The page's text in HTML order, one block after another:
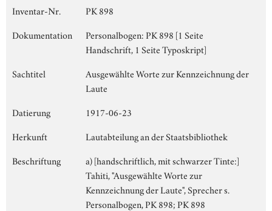
Inventar-Nr.
PK 898
Dokumentation
Personalbogen: PK 898 [1 Seite
Handschrift, 1 Seite Typoskript]
Sachtitel
Ausgewählte Worte zur Kennzeichnung der
Laute
Datierung
1917-06-23
Herkunft
Lautabteilung an der Staatsbibliothek
Beschriftung
a) [handschriftlich, mit schwarzer Tinte:]
Tahiti, "Ausgewählte Worte zur
Kennzeichnung der Laute", Sprecher s.
Personalbogen, PK 898; PK 898